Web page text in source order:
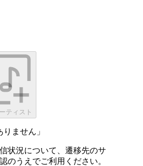
ティスト
りません」
状況について、遷移先のサ
のうえでご利用ください。